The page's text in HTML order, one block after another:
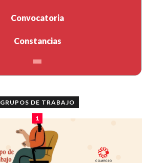
Convocatoria
Constancias
GRUPOS DE TRABAJO
1